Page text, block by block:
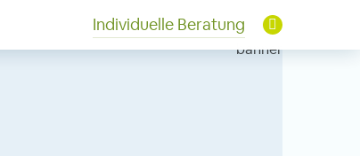
Individuelle Beratung